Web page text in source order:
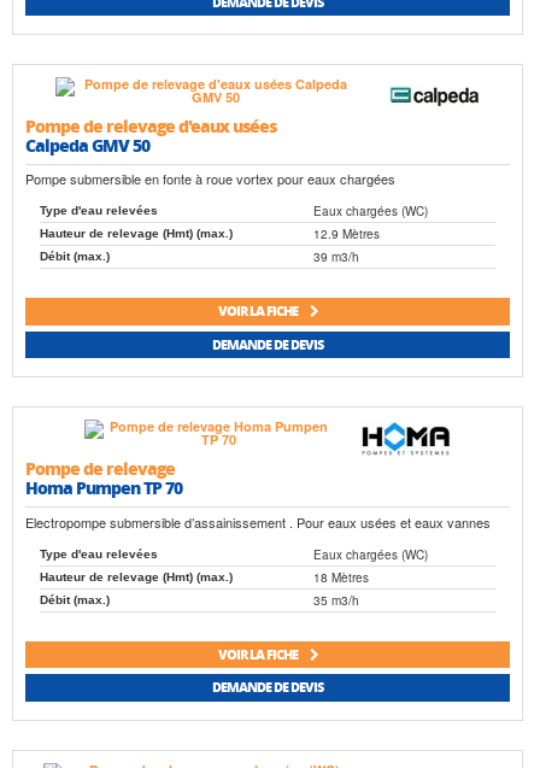
Pompe de relevage d'eaux usées
Calpeda GMV 50
Pompe submersible en fonte à roue vortex pour eaux chargées
Type d'eau relevées Eaux chargées (WC)
Hauteur de relevage (Hmt) (max.) 12.9 Mètres
Débit (max.) 39 m3/h
VOIR LA FICHE
DEMANDE DE DEVIS
Pompe de relevage
Homa Pumpen TP 70
Electropompe submersible d’assainissement . Pour eaux usées et eaux vannes
Type d'eau relevées Eaux chargées (WC)
Hauteur de relevage (Hmt) (max.) 18 Mètres
Débit (max.) 35 m3/h
VOIR LA FICHE
DEMANDE DE DEVIS